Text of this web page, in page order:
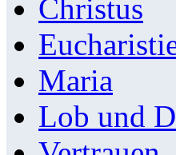
Christus
Maria
Lob und